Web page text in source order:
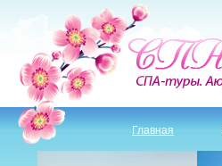
Главная